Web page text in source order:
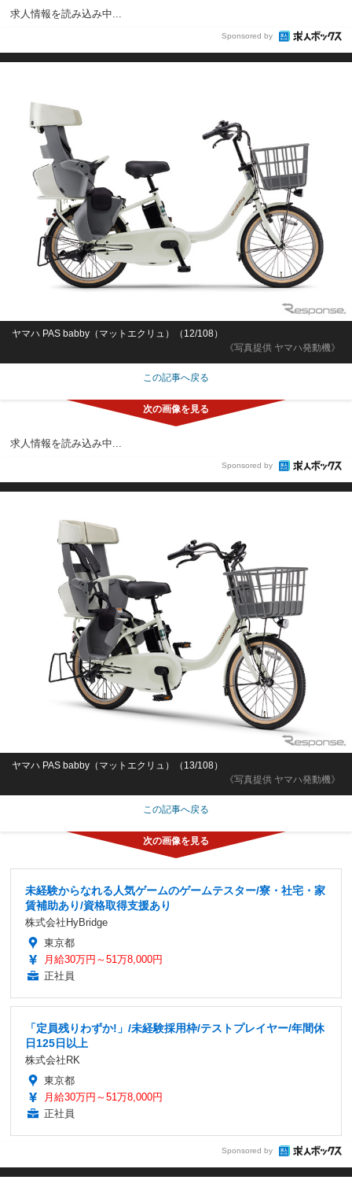
タクシーアプリGO搭載のタクシードライバー 1勤1休制/最大
帝都自動車交通株式会社日暮里営業所10165
正社員
「27卒」AIテストエンジニアゲーム品質検証・未経験歓迎
「正社員/シフト相談可/育休実績あり」IT・ゲーム業界志望/
川崎市幸区中幸町2丁目
株式会社enrich technology
神奈川県
月給20万800円～32万8,100円
正社員
《写真提供 ヤマハ発動機》
ヤマハ PAS babby（マットエクリュ）（12/108）
この記事へ戻る
「27卒」玩具塗装・仕上げスタッフ「正社員」社員食堂あ
月給25万9,300円～32万円
AQUARIUS株式会社
神奈川県
正社員